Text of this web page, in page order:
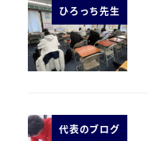
ひろっち先生
代表のブログ